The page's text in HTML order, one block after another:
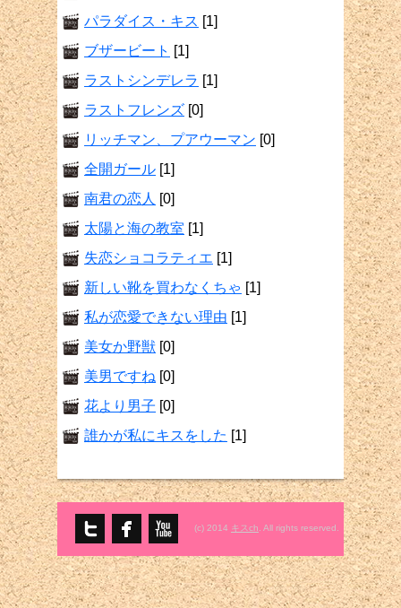
パラダイス・キス [1]
ブザービート [1]
ラストシンデレラ [1]
ラストフレンズ [0]
リッチマン、プアウーマン [0]
全開ガール [1]
南君の恋人 [0]
太陽と海の教室 [1]
失恋ショコラティエ [1]
新しい靴を買わなくちゃ [1]
私が恋愛できない理由 [1]
美女か野獣 [0]
美男ですね [0]
花より男子 [0]
誰かが私にキスをした [1]
(c) 2014 キスch . All rights reserved.